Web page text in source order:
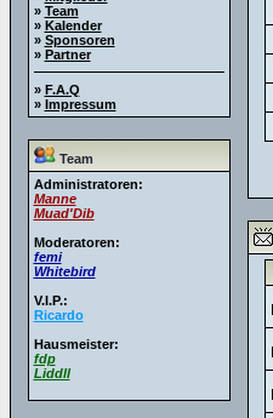
» Team
» Kalender
» Sponsoren
» Partner
» F.A.Q
» Impressum
Team
Administratoren:
Manne
Muad'Dib
Moderatoren:
femi
Whitebird
V.I.P.:
Ricardo
Hausmeister:
fdp
Liddll